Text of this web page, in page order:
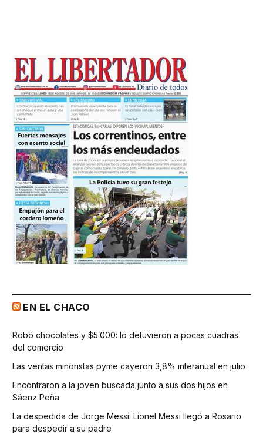
EN EL CHACO
Robó chocolates y $5.000: lo detuvieron a pocas cuadras
del comercio
Las ventas minoristas pyme cayeron 3,8% interanual en julio
Encontraron a la joven buscada junto a sus dos hijos en
Sáenz Peña
La despedida de Jorge Messi: Lionel Messi llegó a Rosario
para despedir a su padre